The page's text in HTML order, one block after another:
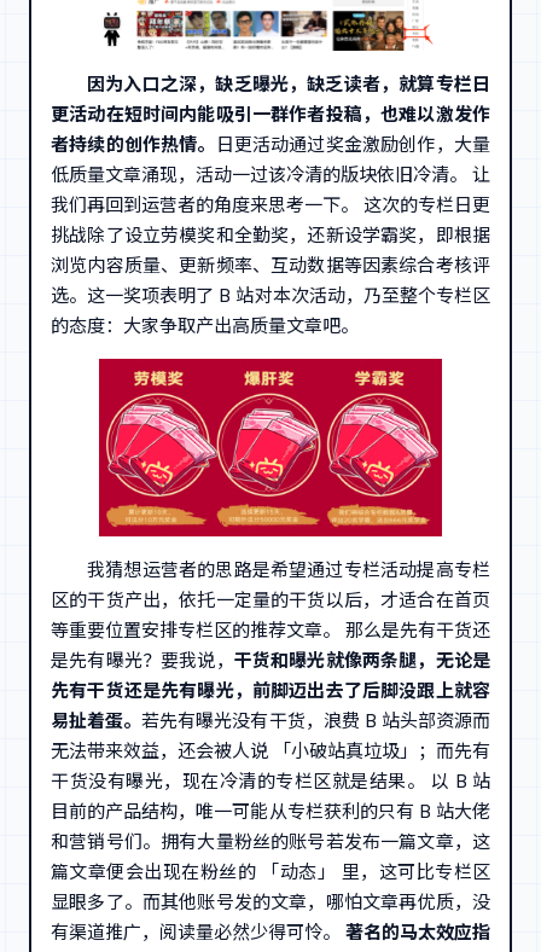
因为入口之深，缺乏曝光，缺乏读者，就算专栏日
更活动在短时间内能吸引一群作者投稿，也难以激发作
者持续的创作热情。
日更活动通过奖金激励创作，大量
低质量文章涌现，活动一过该冷清的版块依旧冷清。 让
我们再回到运营者的角度来思考一下。 这次的专栏日更
挑战除了设立劳模奖和全勤奖，还新设学霸奖，即根据
浏览内容质量、更新频率、互动数据等因素综合考核评
选。这一奖项表明了 B 站对本次活动，乃至整个专栏区
的态度：大家争取产出高质量文章吧。
我猜想运营者的思路是希望通过专栏活动提高专栏
区的干货产出，依托一定量的干货以后，才适合在首页
等重要位置安排专栏区的推荐文章。 那么是先有干货还
是先有曝光？要我说， 干货和曝光就像两条腿，无论是
先有干货还是先有曝光，前脚迈出去了后脚没跟上就容
易扯着蛋。若先有曝光没有干货，浪费 B 站头部资源而
无法带来效益，还会被人说 「小破站真垃圾」；而先有
干货没有曝光，现在冷清的专栏区就是结果。 以 B 站
目前的产品结构，唯一可能从专栏获利的只有 B 站大佬
和营销号们。拥有大量粉丝的账号若发布一篇文章，这
篇文章便会出现在粉丝的 「动态」 里，这可比专栏区
显眼多了。而其他账号发的文章，哪怕文章再优质，没
有渠道推广，阅读量必然少得可怜。 著名的马太效应指